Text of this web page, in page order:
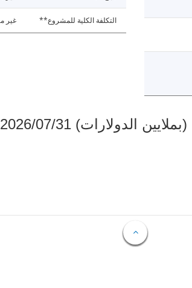
التكلفة الكلية للمشروع** غير
2026/07/31